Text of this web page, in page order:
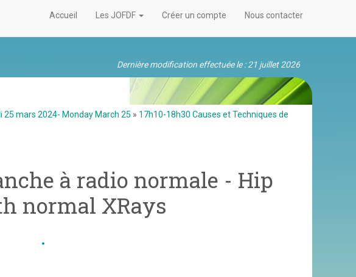
Dernière modification effectuée le : 21 juillet 2026
Accueil Les JOFDF Créer un compte Nous contacter
25 mars 2024- Monday March 25 » 17h10-18h30 Causes et Techniques de
à radio normale - Hip
normal XRays